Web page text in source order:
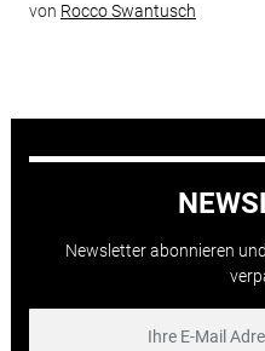
von Rocco Swantusch
Newsletter abonnieren